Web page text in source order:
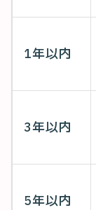
1年以内
3年以内
5年以内